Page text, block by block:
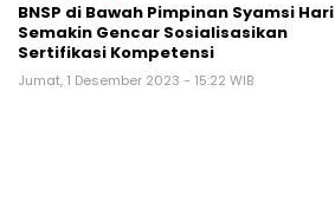
BNSP di Bawah Pimpinan Syamsi Hari
Semakin Gencar Sosialisasikan
Sertifikasi Kompetensi
Jumat, 1 Desember 2023 - 15:22 WIB